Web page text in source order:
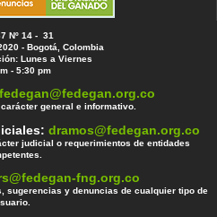
Nº 14 - 31
- Bogotá, Colombia
Lunes a Viernes
- 5:30 pm
fedegan@fedegan.org.co
general e informativo.
dramos@fedegan.org.co
judicial o requerimientos de entidades
fng.org.co
sugerencias y denuncias de cualquier tipo de